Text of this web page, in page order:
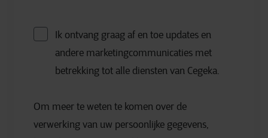
Ik ontvang graag af en toe updates en
andere marketingcommunicaties met
betrekking tot alle diensten van Cegeka.
Om meer te weten te komen over de
verwerking van uw persoonlijke gegevens,